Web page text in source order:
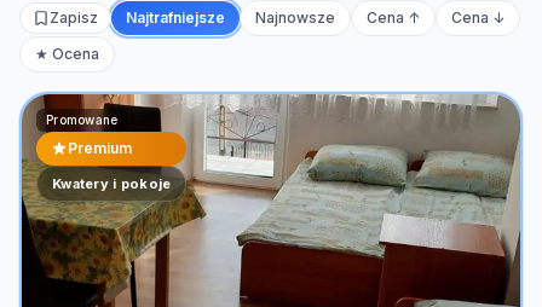
Zapisz Najtrafniejsze Najnowsze Cena ↑
Cena ↓
★ Ocena
Promowane
Premium
Kwatery i pokoje